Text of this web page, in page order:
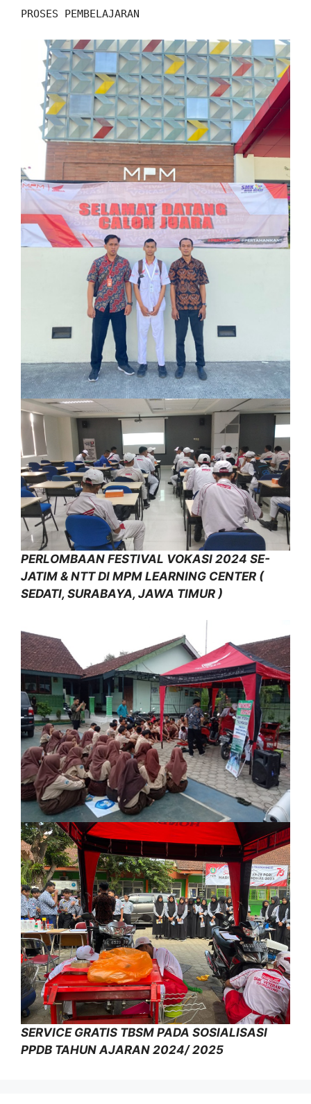
PROSES PEMBELAJARAN
PERLOMBAAN FESTIVAL VOKASI 2024 SE-
JATIM & NTT DI MPM LEARNING CENTER (
SEDATI, SURABAYA, JAWA TIMUR )
SERVICE GRATIS TBSM PADA SOSIALISASI
PPDB TAHUN AJARAN 2024/ 2025